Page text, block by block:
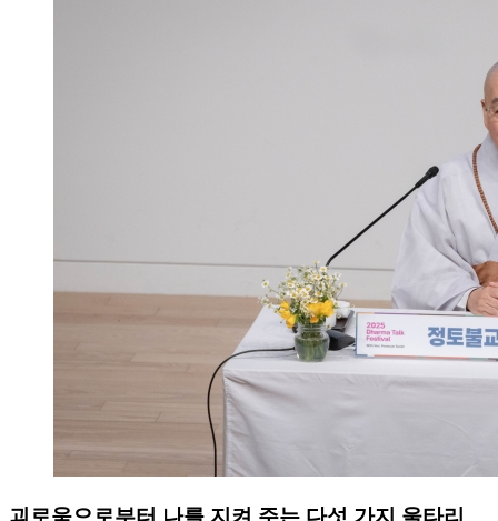
괴로움으로부터 나를 지켜 주는 다섯 가지 울타리